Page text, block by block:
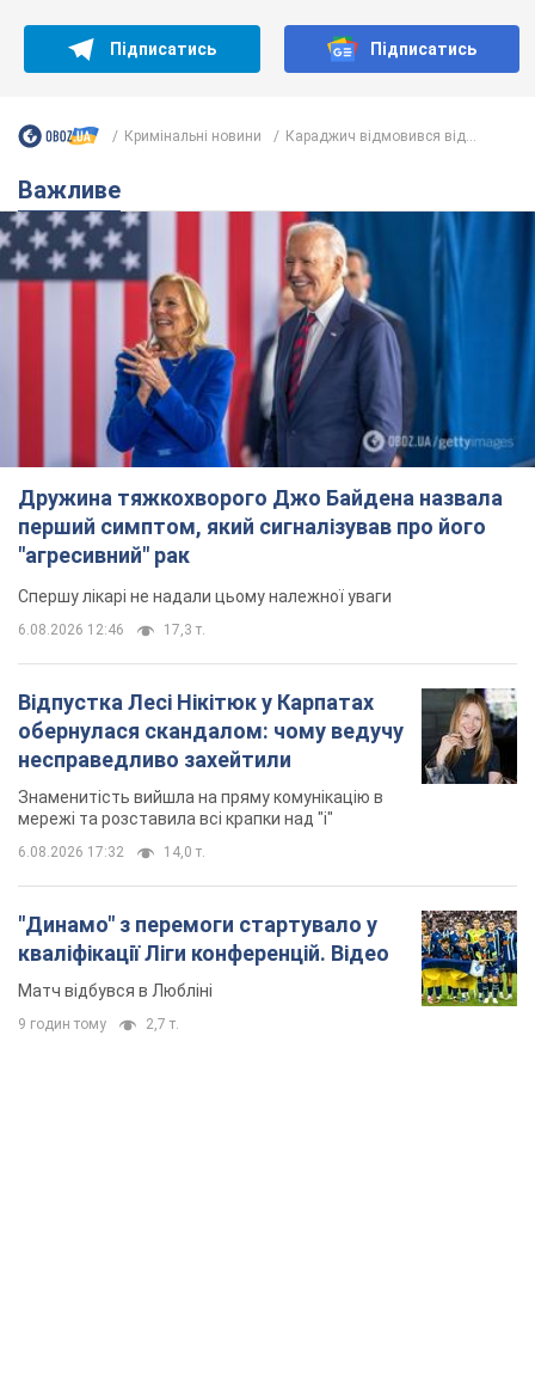
Підписатись Підписатись
Кримінальні новини Караджич відмовився від...
Важливе
Дружина тяжкохворого Джо Байдена назвала
перший симптом, який сигналізував про його
"агресивний" рак
Спершу лікарі не надали цьому належної уваги
6.08.2026 12:46 17,3 т.
Відпустка Лесі Нікітюк у Карпатах
обернулася скандалом: чому ведучу
несправедливо захейтили
Знаменитість вийшла на пряму комунікацію в
мережі та розставила всі крапки над "і"
6.08.2026 17:32 14,0 т.
"Динамо" з перемоги стартувало у
кваліфікації Ліги конференцій. Відео
Матч відбувся в Любліні
9 годин тому 2,7 т.